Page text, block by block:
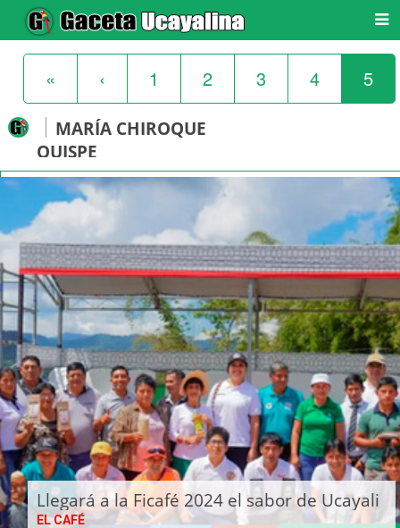
« ‹ 1 2 3 4 5
MARÍA CHIROQUE
QUISPE
Llegará a la Ficafé 2024 el sabor de Ucayali
EL CAFÉ